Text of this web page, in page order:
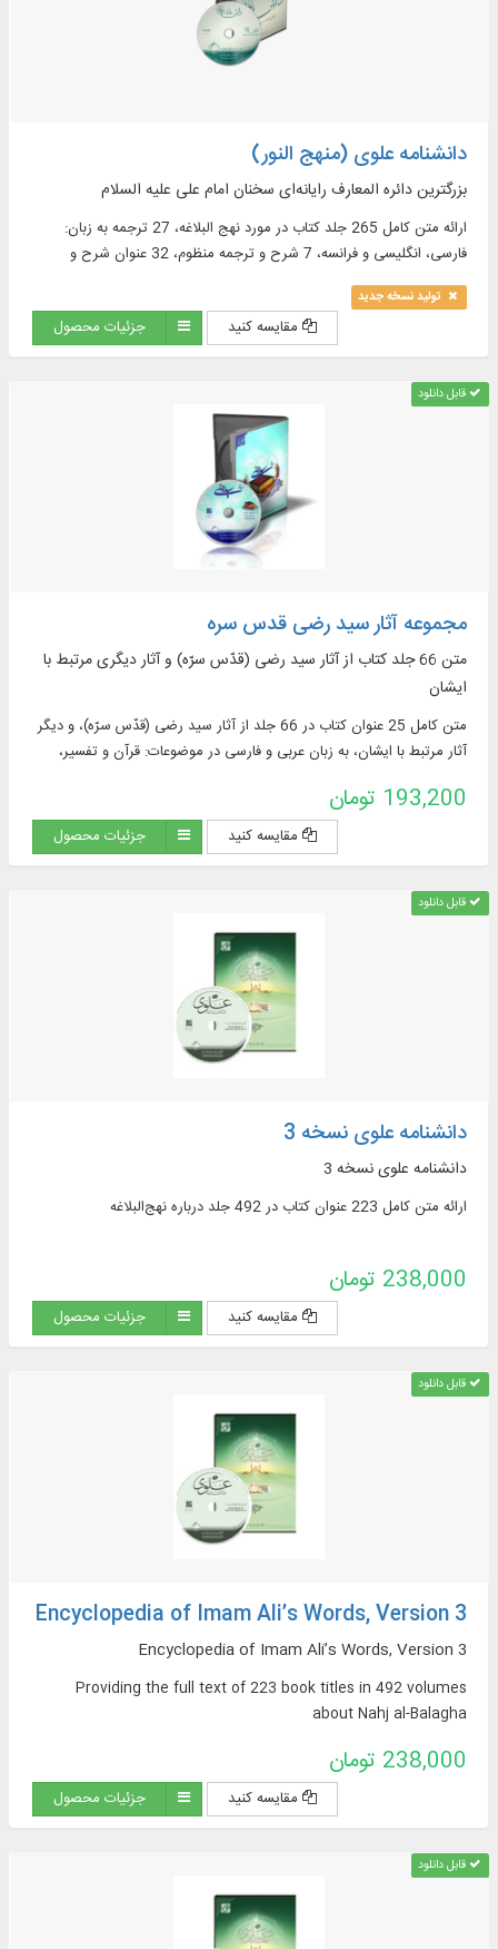
دانشنامه علوی (منهج النور)
بزرگترین دائره المعارف رایانه‌ای سخنان امام علی علیه السلام
ارائه متن کامل 265 جلد كتاب در مورد نهج البلاغه، 27 ترجمه به زبان:
فارسى، انگليسى و فرانسه، 7 شرح و ترجمه منظوم، 32 عنوان شرح و
تعليقه در 137 جلد به زبان‏هاى فارسى و عربى و ...
تولید نسخه جدید
مقایسه کنید جزئیات محصول
قابل دانلود
مجموعه آثار سید رضی قدس سره
متن 66 جلد کتاب از آثار سید رضی (قدّس سرّه) و آثار دیگری مرتبط با
ایشان
متن كامل 25 عنوان كتاب در 66 جلد از آثار سید رضی (قدّس سرّه)، و دیگر
آثار مرتبط با ایشان، به زبان عربی و فارسی در موضوعات : قرآن و تفسیر،
193,200 تومان
مقایسه کنید جزئیات محصول
قابل دانلود
دانشنامه علوی نسخه 3
دانشنامه علوی نسخه 3
ارائه متن کامل 223 عنوان کتاب در 492 جلد درباره نهج‌البلاغه
238,000 تومان
مقایسه کنید جزئیات محصول
قابل دانلود
Encyclopedia of Imam Ali’s Words, Version 3
Encyclopedia of Imam Ali’s Words, Version 3
Providing the full text of 223 book titles in 492 volumes
about Nahj al-Balagha
238,000 تومان
مقایسه کنید جزئیات محصول
قابل دانلود